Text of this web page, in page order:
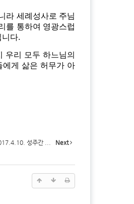
라 세례성사로 주님
를 통하여 영광스럽
다.
우리 모두 하느님의
에게 삶은 허무가 아
성주간 ... Next